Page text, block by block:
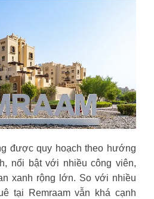
được quy hoạch theo hướng
nổi bật với nhiều công viên,
xanh rộng lớn. So với nhiều
tại Remraam vẫn khá cạnh